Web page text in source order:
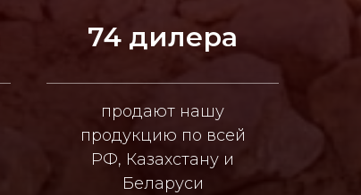
74 дилера
продают нашу
продукцию по всей
РФ, Казахстану и
Беларуси